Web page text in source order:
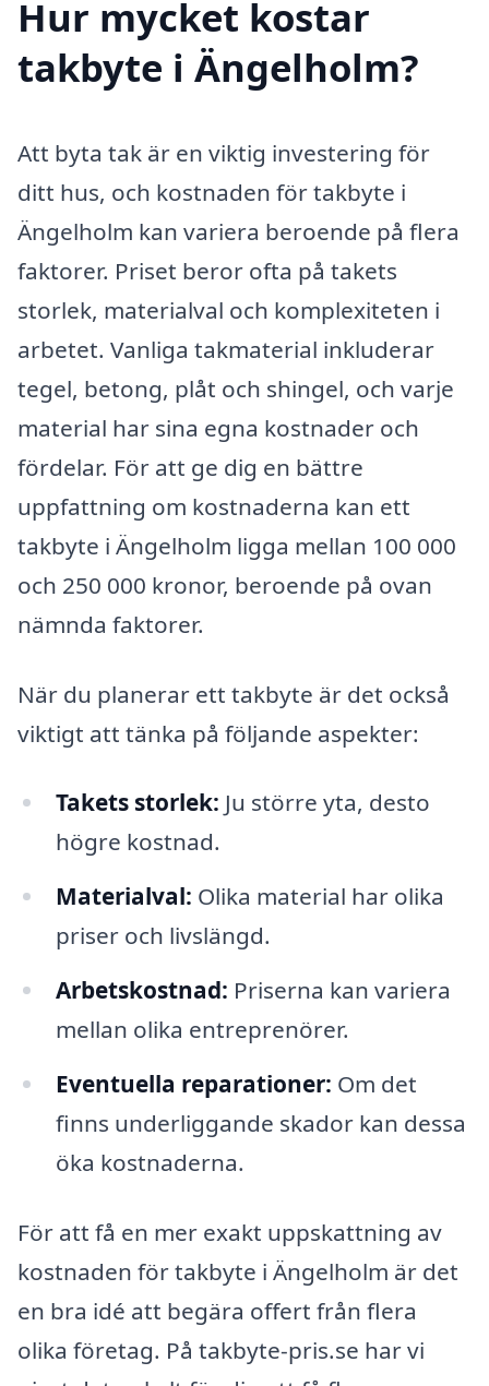
Hur mycket kostar
takbyte i Ängelholm?
Att byta tak är en viktig investering för
ditt hus, och kostnaden för takbyte i
Ängelholm kan variera beroende på flera
faktorer. Priset beror ofta på takets
storlek, materialval och komplexiteten i
arbetet. Vanliga takmaterial inkluderar
tegel, betong, plåt och shingel, och varje
material har sina egna kostnader och
fördelar. För att ge dig en bättre
uppfattning om kostnaderna kan ett
takbyte i Ängelholm ligga mellan 100 000
och 250 000 kronor, beroende på ovan
nämnda faktorer.
När du planerar ett takbyte är det också
viktigt att tänka på följande aspekter:
Takets storlek: Ju större yta, desto
högre kostnad.
Materialval: Olika material har olika
priser och livslängd.
Arbetskostnad: Priserna kan variera
mellan olika entreprenörer.
Eventuella reparationer: Om det
finns underliggande skador kan dessa
öka kostnaderna.
För att få en mer exakt uppskattning av
kostnaden för takbyte i Ängelholm är det
en bra idé att begära offert från flera
olika företag. På takbyte-pris.se har vi